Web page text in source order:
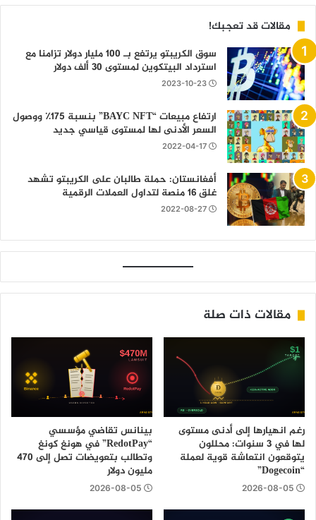
مقالات قد تعجبك!
سوق الكريبتو يرتفع بـ 100 مليار دولار تزامنا مع
استرداد البيتكوين لمستوى 30 ألف دولار
2023-10-23
ارتفاع مبيعات “BAYC NFT” بنسبة 175٪ ووصول
السعر الأدنى لها لمستوى قياسي جديد
2022-04-17
أفغانستان: حملة طالبان على الكريبتو تشهد
غلق 16 منصة لتداول العملات الرقمية
2022-08-27
مقالات ذات صلة
رغم انهيارها إلى أدنى مستوى
لها في 3 سنوات: محللون
يتوقعون انتعاشة قوية لعملة
“Dogecoin”
2026-08-05
بينانس تقاضي مؤسسي
“RedotPay” في هونغ كونغ
وتطالب بتعويضات تصل إلى 470
مليون دولار
2026-08-05